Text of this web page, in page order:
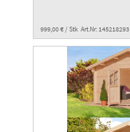
999,00 € / Stk Art.Nr: 145218293